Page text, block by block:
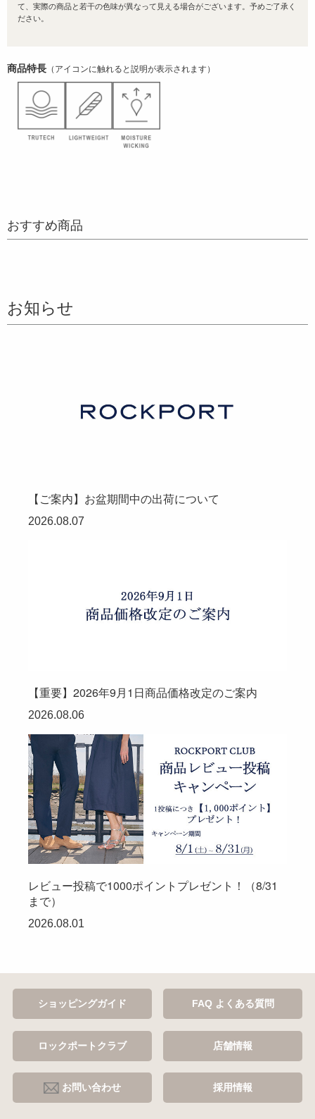
て、実際の商品と若干の色味が異なって見える場合がございます。予めご了承く
ださい。
商品特長 （アイコンに触れると説明が表示されます）
おすすめ商品
お知らせ
【ご案内】お盆期間中の出荷について
2026.08.07
【重要】2026年9月1日商品価格改定のご案内
2026.08.06
レビュー投稿で1000ポイントプレゼント！（8/31
まで）
2026.08.01
ショッピングガイド FAQ よくある質問
ロックポートクラブ 店舗情報
お問い合わせ 採用情報